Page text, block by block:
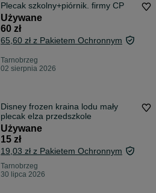
Plecak szkolny+piórnik. firmy CP
Używane
60 zł
65,60 zł z Pakietem Ochronnym
Tarnobrzeg
02 sierpnia 2026
Disney frozen kraina lodu mały
plecak elza przedszkole
Używane
15 zł
19,03 zł z Pakietem Ochronnym
Tarnobrzeg
30 lipca 2026